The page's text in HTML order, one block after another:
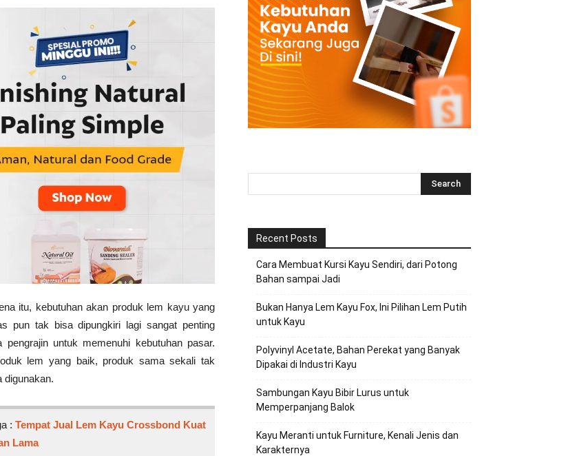
itu, kebutuhan akan produk lem kayu yang
pun tak bisa dipungkiri lagi sangat penting
pengrajin untuk memenuhi kebutuhan pasar.
lem yang baik, produk sama sekali tak
digunakan.
: Tempat Jual Lem Kayu Crossbond Kuat
Lama
Recent Posts
Cara Membuat Kursi Kayu Sendiri, dari Potong
Bahan sampai Jadi
Bukan Hanya Lem Kayu Fox, Ini Pilihan Lem Putih
untuk Kayu
Polyvinyl Acetate, Bahan Perekat yang Banyak
Dipakai di Industri Kayu
Sambungan Kayu Bibir Lurus untuk
Memperpanjang Balok
Kayu Meranti untuk Furniture, Kenali Jenis dan
Karakternya